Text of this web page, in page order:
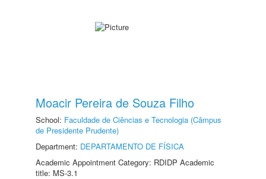
Moacir Pereira de Souza Filho
School: Faculdade de Ciências e Tecnologia (Câmpus
de Presidente Prudente)
Department: DEPARTAMENTO DE FÍSICA
Academic Appointment Category: RDIDP Academic
title: MS-3.1